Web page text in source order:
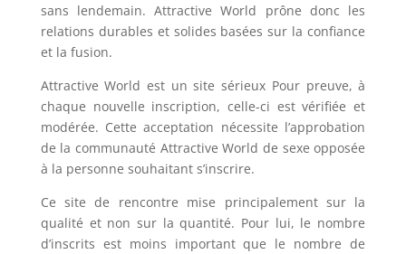
sans lendemain. Attractive World prône donc les
relations durables et solides basées sur la confiance
et la fusion.
Attractive World est un site sérieux Pour preuve, à
chaque nouvelle inscription, celle-ci est vérifiée et
modérée. Cette acceptation nécessite l’approbation
de la communauté Attractive World de sexe opposée
à la personne souhaitant s’inscrire.
Ce site de rencontre mise principalement sur la
qualité et non sur la quantité. Pour lui, le nombre
d’inscrits est moins important que le nombre de